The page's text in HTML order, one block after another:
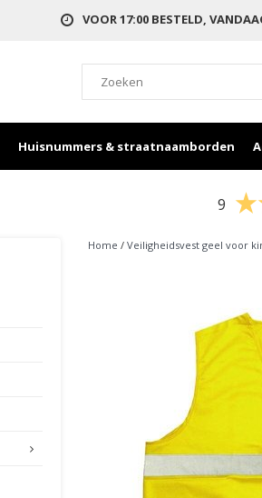
VOOR 17:00 BESTELD,
Huisnummers & straatnaamborden
9
Home / Veiligheidsvest geel voor